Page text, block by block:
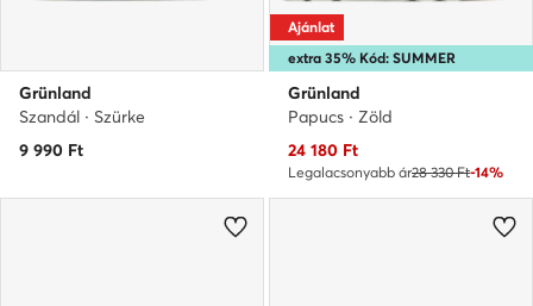
Grünland
Szandál · Szürke
9 990 Ft
extra 35% Kód: SUMMER
Ajánlat
Grünland
Papucs · Zöld
Aktuális ár
24 180 Ft
Legalacsonyabb ár28 330 Ft-14%